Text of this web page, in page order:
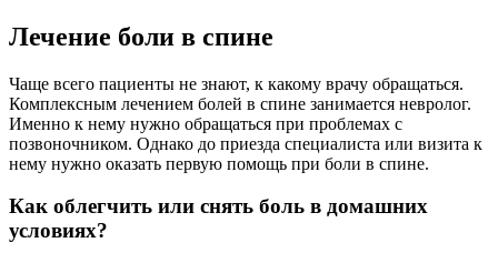
Лечение боли в спине
Чаще всего пациенты не знают, к какому врачу обращаться.
Комплексным лечением болей в спине занимается невролог.
Именно к нему нужно обращаться при проблемах с
позвоночником. Однако до приезда специалиста или визита к
нему нужно оказать первую помощь при боли в спине.
Как облегчить или снять боль в домашних
условиях?